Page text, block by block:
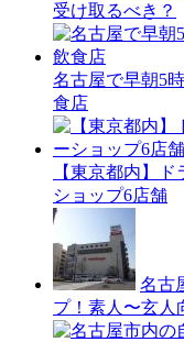
受け取るべき？
名古屋で早朝5
食店
【東京都内】
ショップ6店舗
名古
プ！素人〜玄人